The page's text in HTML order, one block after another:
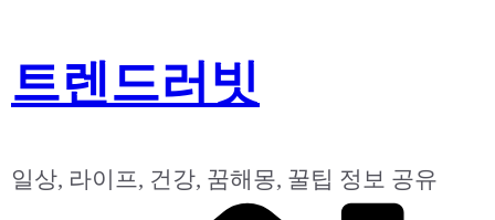
츠
너
트렌드러빗
일상, 라이프, 건강, 꿈해몽, 꿀팁 정보 공유